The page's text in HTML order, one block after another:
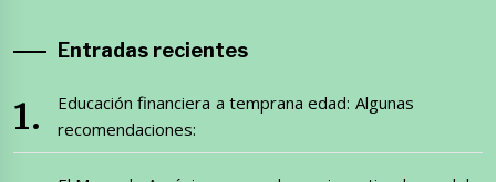
Entradas recientes
Educación financiera a temprana edad: Algunas
recomendaciones: